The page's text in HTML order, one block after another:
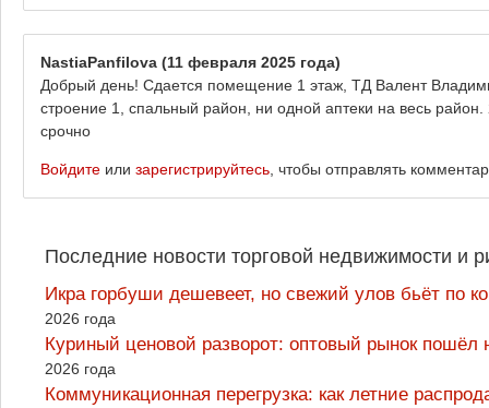
NastiaPanfilova (11 февраля 2025 года)
Добрый день! Сдается помещение 1 этаж, ТД Валент
строение 1, спальный район, ни одной аптеки на весь
срочно
Войдите или зарегистрируйтесь , чтобы отправлять
Последние новости торговой недвижимости и
Икра горбуши дешевеет, но свежий улов бьёт по
2026 года
Куриный ценовой разворот: оптовый рынок
2026 года
Коммуникационная перегрузка: как летние